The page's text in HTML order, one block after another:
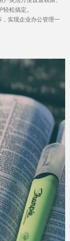
松搞定。
实现企业办公管理一